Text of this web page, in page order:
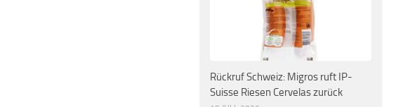
Rückruf Schweiz: Migros ruft IP-
Suisse Riesen Cervelas zurück